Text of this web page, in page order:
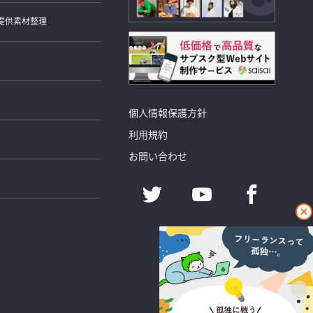
閉
じ
る
供素材整理
個人情報保護方針
利用規約
お問い合わせ